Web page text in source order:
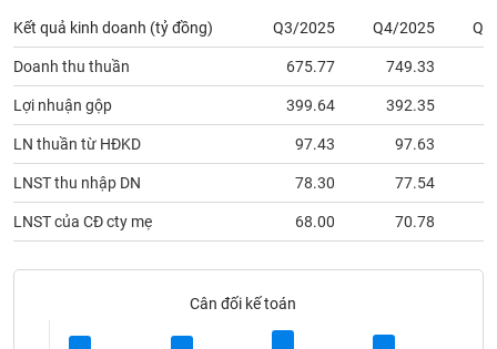
Kết quả kinh doanh (tỷ đồng) Q3/2025 Q4/2025
Doanh thu thuần 675.77 749.33
Lợi nhuận gộp 399.64 392.35
LN thuần từ HĐKD 97.43 97.63
LNST thu nhập DN 78.30 77.54
LNST của CĐ cty mẹ 68.00 70.78
Cân đối kế toán
tích
(-)
Thuật
ngữ
(-)
Dịch
vụ